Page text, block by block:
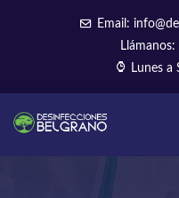
Email:
Llámanos:
Lunes a